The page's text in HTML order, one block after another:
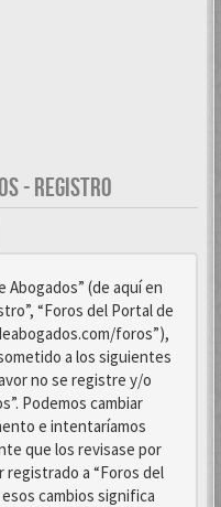
- REGISTRO
Abogados” (de aquí en
“Foros del Portal de
foros”),
a los siguientes
no se registre y/o
Podemos cambiar
e intentaríamos
que los revisase por
a “Foros del
cambios significa